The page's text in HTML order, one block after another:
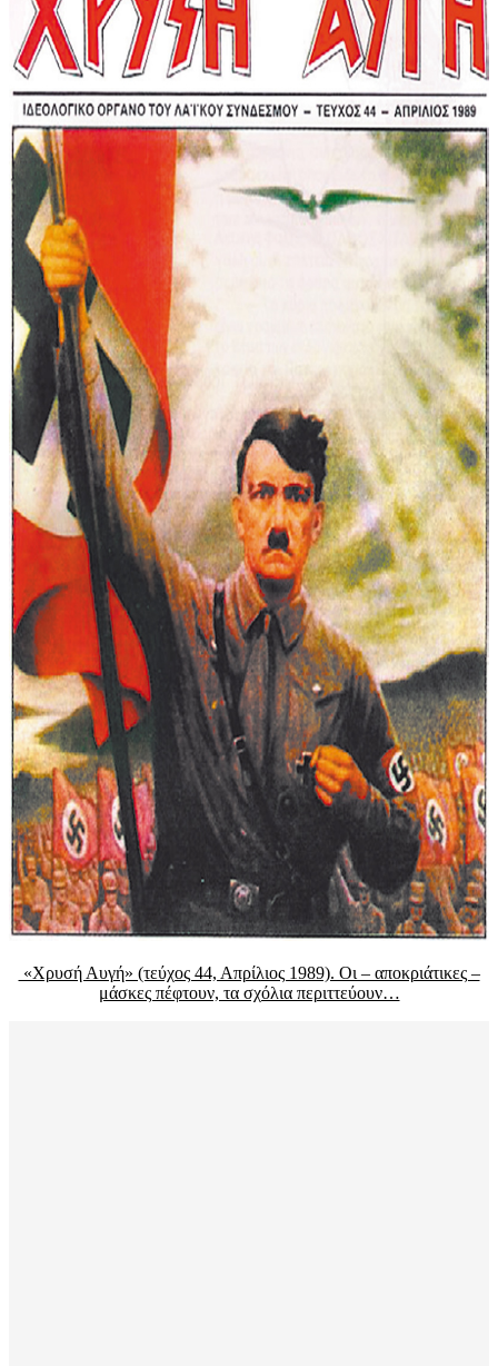
«Χρυσή Αυγή» (τεύχος 44, Απρίλιος 1989). Οι – αποκριάτικες –
μάσκες πέφτουν, τα σχόλια περιττεύουν…